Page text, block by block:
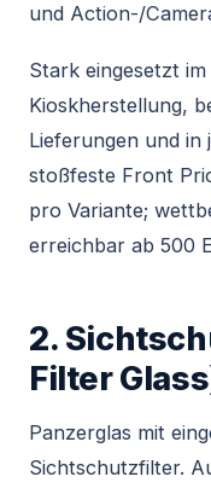
und Action-/
Stark eingesetzt
Kioskherstellung,
Lieferungen und in
stoßfeste Front
pro Variante;
erreichbar ab 500
2.
Filter
Panzerglas mit
Sichtschutzfilter.